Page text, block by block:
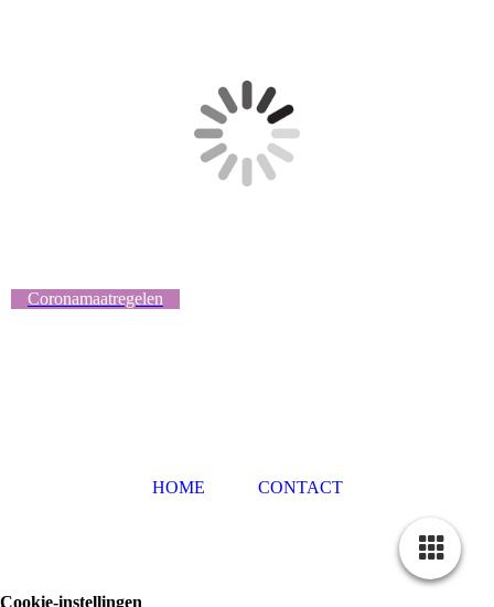
Coronamaatregelen
HOME CONTACT
Cookie-instellingen
.